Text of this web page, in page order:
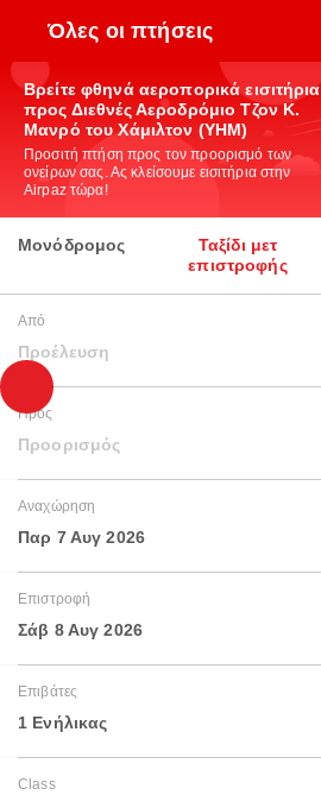
Όλες οι πτήσεις
Βρείτε φθηνά αεροπορικά εισιτήρια
προς Διεθνές Αεροδρόμιο Τζον Κ.
Μανρό του Χάμιλτον (YHM)
Προσιτή πτήση προς τον προορισμό των
ονείρων σας. Ας κλείσουμε εισιτήρια στην
Airpaz τώρα!
Μονόδρομος
Ταξίδι μετ
επιστροφής
Από
Προέλευση
Προς
Προορισμός
Αναχώρηση
Παρ 7 Αυγ 2026
Επιστροφή
Σάβ 8 Αυγ 2026
Επιβάτες
1 Ενήλικας
Class